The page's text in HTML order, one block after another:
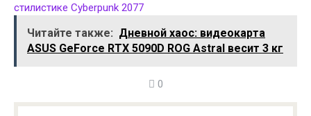
стилистике Cyberpunk 2077
Читайте также: Дневной хаос: видеокарта
ASUS GeForce RTX 5090D ROG Astral весит 3 кг
0